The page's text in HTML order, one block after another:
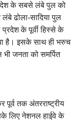
देश के सबसे लंबे पुल को
ढोला-सादिया पुल
के पूर्वी हिस्से के
है। इसके साथ ही भरुच
जनता को समर्पित
तक अंतरराष्ट्रीय
लिए नेशनल हाईवे के